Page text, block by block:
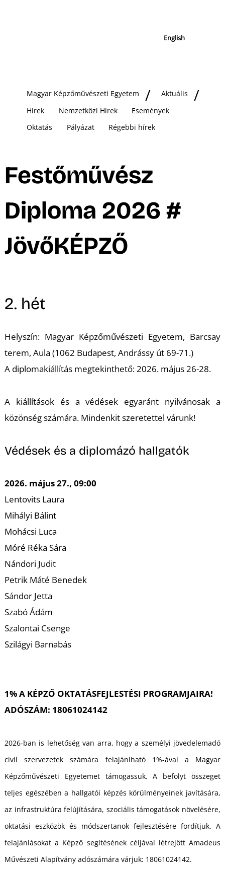
English
Magyar Képzőművészeti Egyetem
Aktuális
Hírek
Nemzetközi Hírek
Események
Oktatás
Pályázat Régebbi hírek
Festőművész
Diploma 2026 #
JövőKÉPZŐ
2. hét
Helyszín: Magyar Képzőművészeti Egyetem, Barcsay
terem, Aula (1062 Budapest, Andrássy út 69-71.)
A diplomakiállítás megtekinthető: 2026. május 26-28.
A kiállítások és a védések egyaránt nyilvánosak a
közönség számára. Mindenkit szeretettel várunk!
Védések és a diplomázó hallgatók
2026. május 27., 09:00
Lentovits Laura
Mihályi Bálint
Mohácsi Luca
Móré Réka Sára
Nándori Judit
Petrik Máté Benedek
Sándor Jetta
Szabó Ádám
Szalontai Csenge
Szilágyi Barnabás
1% A KÉPZŐ OKTATÁSFEJLESTÉSI PROGRAMJAIRA!
ADÓSZÁM: 18061024142
2026-ban is lehetőség van arra, hogy a személyi jövedelemadó
civil szervezetek számára felajánlható 1%-ával a Magyar
Képzőművészeti Egyetemet támogassuk. A befolyt összeget
teljes egészében a hallgatói képzés körülményeinek javítására,
az infrastruktúra felújítására, szociális támogatások növelésére,
oktatási eszközök és módszertanok fejlesztésére fordítjuk. A
felajánlásokat a Képző segítésének céljával létrejött Amadeus
Művészeti Alapítvány adószámára várjuk: 18061024142.